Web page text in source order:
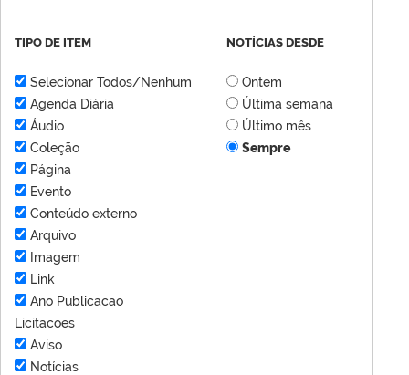
TIPO DE ITEM
Selecionar Todos/Nenhum
Agenda Diária
Áudio
Coleção
Página
Evento
Conteúdo externo
Arquivo
Imagem
Link
Ano Publicacao
Licitacoes
Aviso
Notícias
NOTÍCIAS DESDE
Ontem
Última semana
Último mês
Sempre